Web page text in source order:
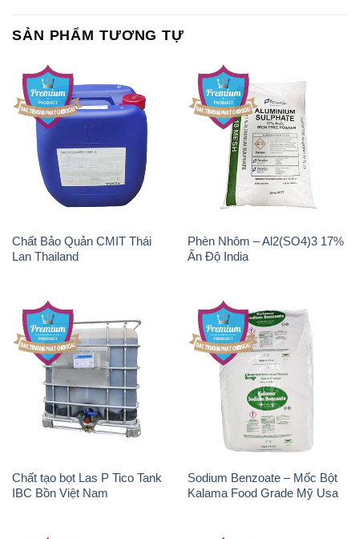
SẢN PHẨM TƯƠNG TỰ
Chất Bảo Quản CMIT Thái
Lan Thailand
Phèn Nhôm – Al2(SO4)3 17%
Ấn Độ India
Chất tạo bọt Las P Tico Tank
IBC Bồn Việt Nam
Sodium Benzoate – Mốc Bột
Kalama Food Grade Mỹ Usa